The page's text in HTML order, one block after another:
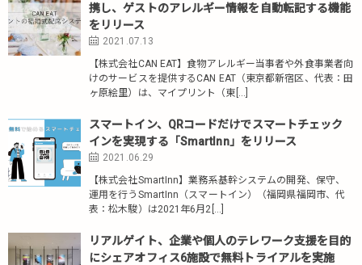
携し、ゲストのアレルギー情報を自動転記する機能
をリリース
2021.07.13
【株式会社CAN EAT】食物アレルギー当事者や外食事業者向
けのサービスを提供するCAN EAT（東京都新宿区、代表：田
ヶ原絵里）は、マイプリント（東[…]
スマートイン、QRコードだけでスマートチェック
インを実現する「SmartInn」をリリース
2021.06.29
【株式会社SmartInn】業務系基幹システムの開発、保守、
運用を行うSmartInn（スマートイン）（福岡県福岡市、代
表：松木駿）は2021年6月2[…]
リアルゲイト、企業や個人のテレワーク支援を目的
にシェアオフィス6施設で無料トライアルを実施